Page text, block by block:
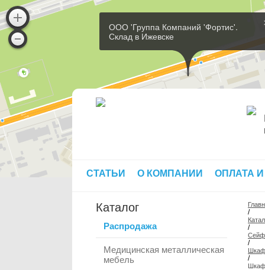
ООО 'Группа Компаний 'Фортис'.
Склад в Ижевске
СТАТЬИ О КОМПАНИИ ОПЛАТА
Каталог
Распродажа
Медицинская металлическая
мебель
/
/
/
/